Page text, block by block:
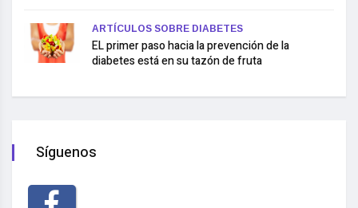
ARTÍCULOS SOBRE DIABETES
EL primer paso hacia la prevención de la
diabetes está en su tazón de fruta
Síguenos